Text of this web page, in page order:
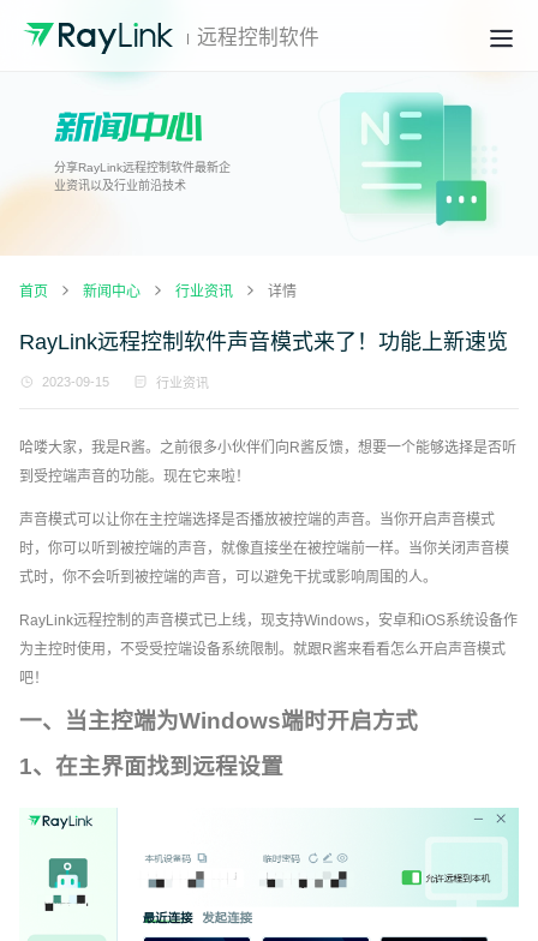
远程控制软件
分享RayLink远程控制软件最新企
业资讯以及行业前沿技术
首页 新闻中心 行业资讯 详情
RayLink远程控制软件声音模式来了！功能上新速览
2023-09-15 行业资讯
哈喽大家，我是R酱。之前很多小伙伴们向R酱反馈，想要一个能够选择是否听
到受控端声音的功能。现在它来啦！
声音模式可以让你在主控端选择是否播放被控端的声音。当你开启声音模式
时，你可以听到被控端的声音，就像直接坐在被控端前一样。当你关闭声音模
式时，你不会听到被控端的声音，可以避免干扰或影响周围的人。
RayLink远程控制的声音模式已上线，现支持Windows，安卓和iOS系统设备作
为主控时使用，不受受控端设备系统限制。就跟R酱来看看怎么开启声音模式
吧！
一、当主控端为Windows端时开启方式
1、在主界面找到远程设置